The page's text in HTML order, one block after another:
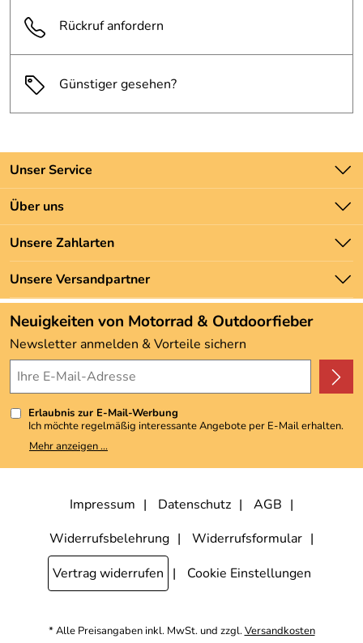
Rückruf anfordern
Günstiger gesehen?
Unser Service
Kontakt
Batteriegesetz
Newsletter
Zahlung und Versand
Über uns
Unsere Bestseller
Marken
Neu
Angebote
Kundenbewertungen (3.492)
4,9/5*****
Unsere Zahlarten
Unsere Versandpartner
Neuigkeiten von Motorrad & Outdoorfieber
Newsletter anmelden & Vorteile sichern
Erlaubnis zur E-Mail-Werbung
Ich möchte regelmäßig interessante Angebote per E-Mail erhalten.
Meine E-Mail-Adresse wird nicht an andere Unternehmen
weitergegeben. Zu statistischen Zwecken wird in anonymer Form
kann ich jederzeit mit Wirkung für die Zukunft widerrufen, indem ich
den Link "Abmelden" am Ende des Newsletters anklicke. Die
Mehr anzeigen ...
Impressum Datenschutz
AGB
Widerrufsbelehrung
Widerrufsformular
Vertrag widerrufen
Cookie Einstellungen
* Alle Preisangaben inkl. MwSt. und zzgl.Versandkosten